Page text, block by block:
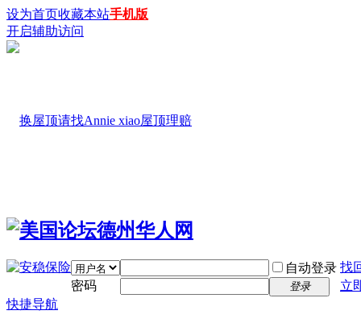
设为首页收藏本站手机版
开启辅助访问
自动登录 找
密码
登录
立
快捷导航